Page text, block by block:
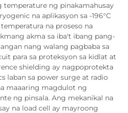
temperature ng pinakamahusay
na aplikasyon sa -196°C
na proseso na
akma sa iba't ibang pang-
nang walang pagbaba sa
para sa proteksyon sa kidlat at
shielding ay nagpoprotekta
laban sa power surge at radio
maaaring magdulot ng
ng pinsala. Ang mekanikal na
na load cell ay mayroong